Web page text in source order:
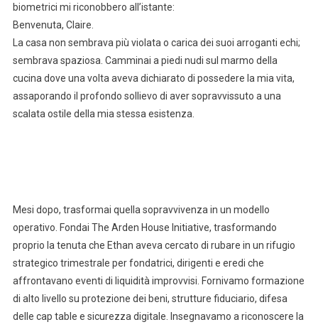
biometrici mi riconobbero all’istante:
Benvenuta, Claire.
La casa non sembrava più violata o carica dei suoi arroganti echi;
sembrava spaziosa. Camminai a piedi nudi sul marmo della
cucina dove una volta aveva dichiarato di possedere la mia vita,
assaporando il profondo sollievo di aver sopravvissuto a una
scalata ostile della mia stessa esistenza.
Mesi dopo, trasformai quella sopravvivenza in un modello
operativo. Fondai The Arden House Initiative, trasformando
proprio la tenuta che Ethan aveva cercato di rubare in un rifugio
strategico trimestrale per fondatrici, dirigenti e eredi che
affrontavano eventi di liquidità improvvisi. Fornivamo formazione
di alto livello su protezione dei beni, strutture fiduciario, difesa
delle cap table e sicurezza digitale. Insegnavamo a riconoscere la